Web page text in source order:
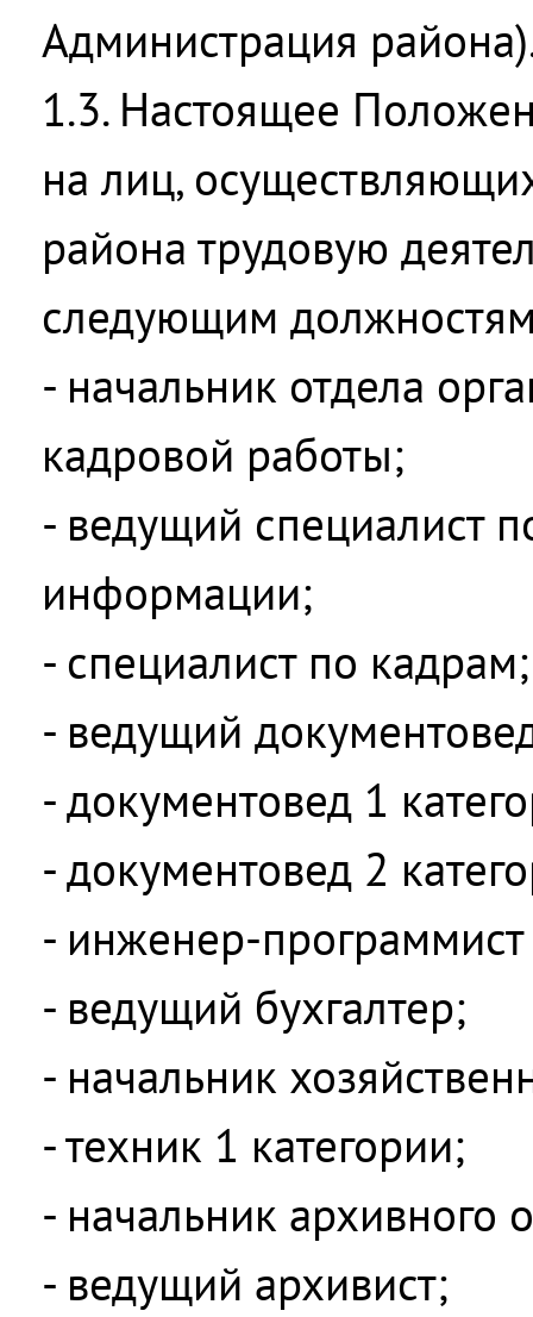
Администрация
1.3. Настоящее
на лиц,
района трудовую
следующим
- начальник отдела
кадровой работы;
- ведущий специалист
информации;
- специалист по кадрам;
- ведущий
- документовед 1
- документовед 2
- инженер-программист
- ведущий бухгалтер;
- начальник
- техник 1 категории;
- начальник архивного
- ведущий архивист;